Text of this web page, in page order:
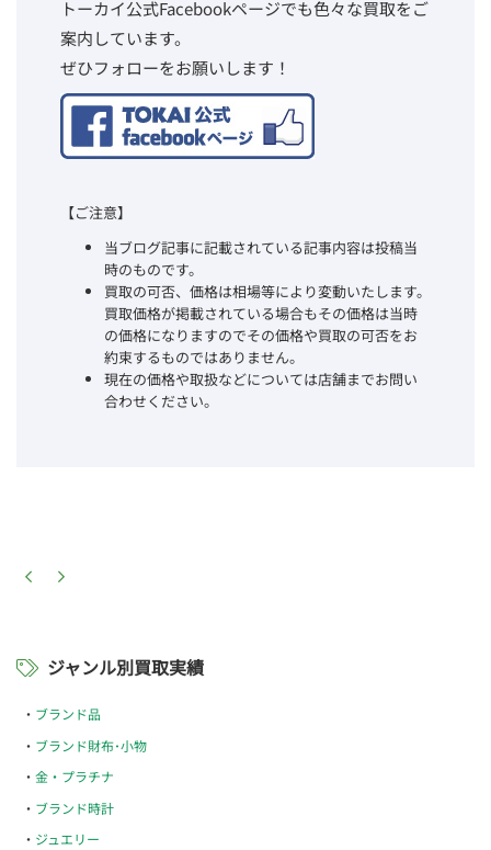
トーカイ公式Facebookページでも色々な買取をご
案内しています。
ぜひフォローをお願いします！
【ご注意】
当ブログ記事に記載されている記事内容は投稿当
時のものです。
買取の可否、価格は相場等により変動いたします。
買取価格が掲載されている場合もその価格は当時
の価格になりますのでその価格や買取の可否をお
約束するものではありません。
現在の価格や取扱などについては店舗までお問い
合わせください。
ジャンル別買取実績
ブランド品
ブランド財布･小物
金・プラチナ
ブランド時計
ジュエリー